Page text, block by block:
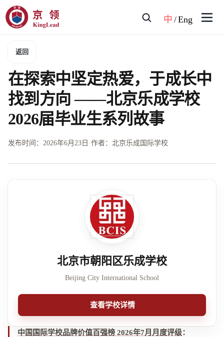
中 /Eng
返回
在探索中坚定热爱，于成长中
找到方向 ——北京乐成学校
2026届毕业生系列故事
发布时间： 2026年6月23日 ·作者：北京乐成国际学校
中国国际学校品牌价值百强榜 2026年7月月度评级：
北京市朝阳区乐成学校
Beijing City International School
查看学校详情